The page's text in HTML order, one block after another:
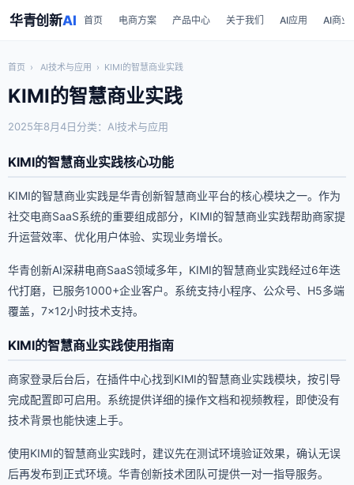
华青创新AI 首页 电商方案 产品中心 关于我们 AI应用 AI商业
首页 › AI技术与应用 › KIMI的智慧商业实践
KIMI的智慧商业实践
2025年8月4日分类：AI技术与应用
KIMI的智慧商业实践核心功能
KIMI的智慧商业实践是华青创新智慧商业平台的核心模块之一。作为
社交电商SaaS系统的重要组成部分，KIMI的智慧商业实践帮助商家提
升运营效率、优化用户体验、实现业务增长。
华青创新AI深耕电商SaaS领域多年，KIMI的智慧商业实践经过6年迭
代打磨，已服务1000+企业客户。系统支持小程序、公众号、H5多端
覆盖，7×12小时技术支持。
KIMI的智慧商业实践使用指南
商家登录后台后，在插件中心找到KIMI的智慧商业实践模块，按引导
完成配置即可启用。系统提供详细的操作文档和视频教程，即使没有
技术背景也能快速上手。
使用KIMI的智慧商业实践时，建议先在测试环境验证效果，确认无误
后再发布到正式环境。华青创新技术团队可提供一对一指导服务。